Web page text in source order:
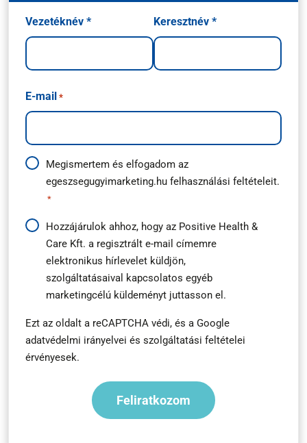
Név
*
Vezetéknév * Keresztnév *
E-mail *
Adatkezelési
útmutató
Megismertem és elfogadom az
egeszsegugyimarketing.hu felhasználási feltételeit.
*
Hírlevél
feliratkozás
Hozzájárulok ahhoz, hogy az Positive Health &
Care Kft. a regisztrált e-mail címemre
elektronikus hírlevelet küldjön,
szolgáltatásaival kapcsolatos egyéb
marketingcélú küldeményt juttasson el.
Ezt az oldalt a reCAPTCHA védi, és a Google
adatvédelmi irányelvei és szolgáltatási feltételei
érvényesek.